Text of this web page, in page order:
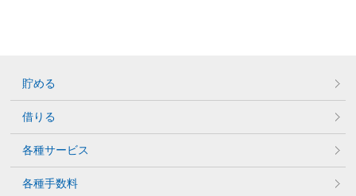
貯める
借りる
各種サービス
各種手数料